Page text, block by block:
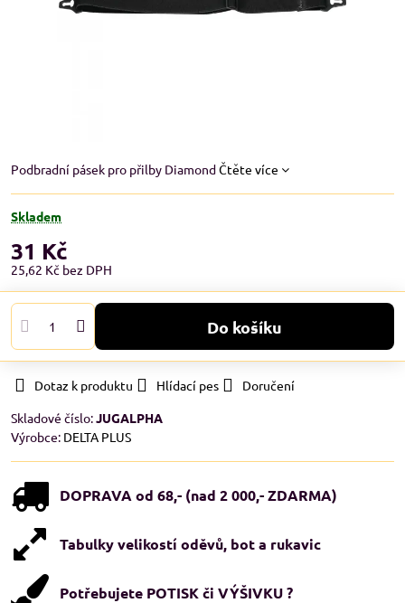
Podbradní pásek pro přilby DiamondČtěte více
Skladem
31 Kč
25,62 Kč bez DPH
Do košíku
Dotaz k produktu Hlídací pes
Doručení
Skladové číslo:JUGALPHA
Výrobce: DELTA PLUS
DOPRAVA od 68,- (nad 2 000,- ZDARMA)
Tabulky velikostí oděvů, bot a rukavic
Potřebujete POTISK či VÝŠIVKU ?